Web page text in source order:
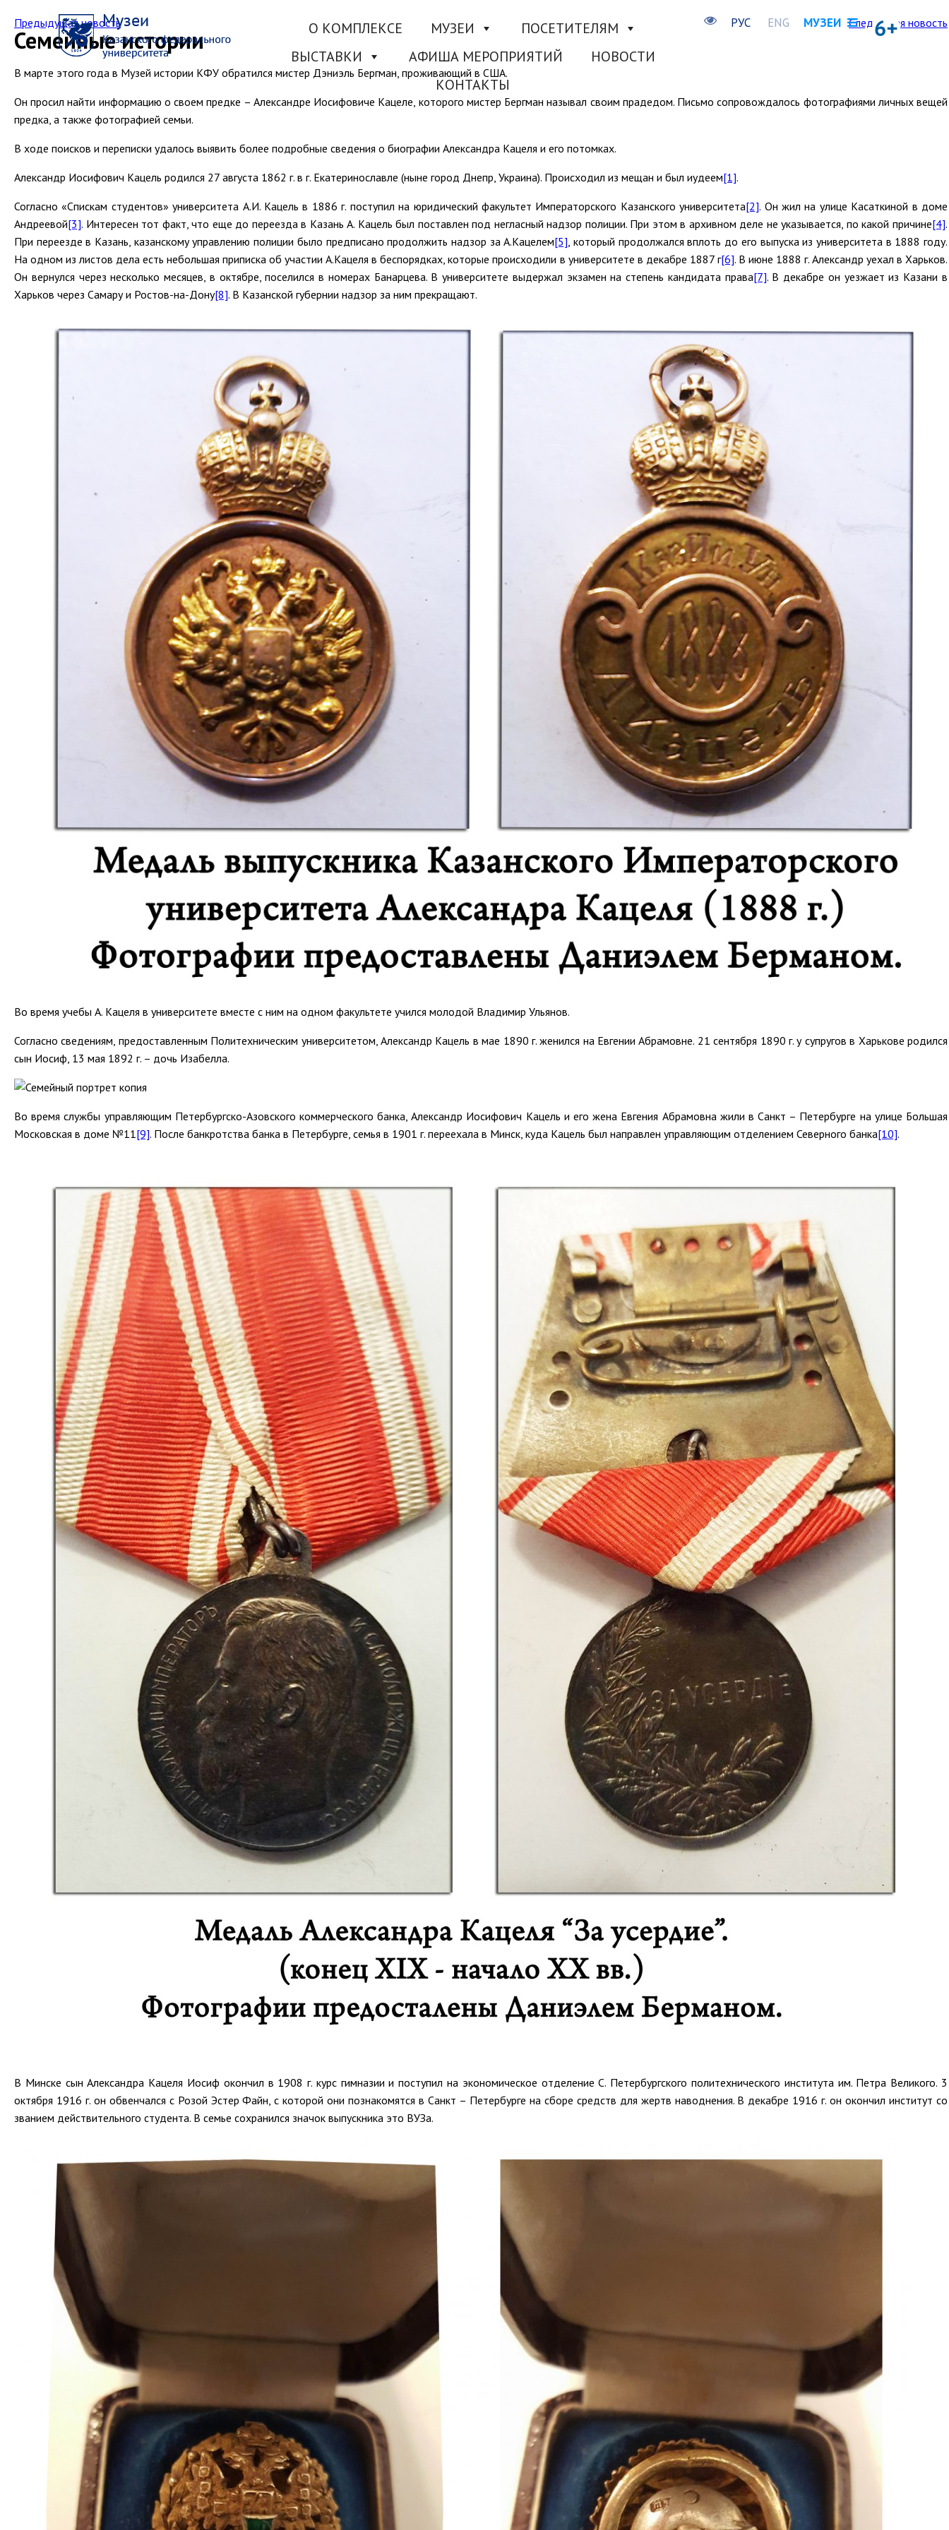
Предыдущая новость Следующая новость
О КОМПЛЕКСЕ МУЗЕИ
ПОСЕТИТЕЛЯМ
ВЫСТАВКИ
АФИША МЕРОПРИЯТИЙ
НОВОСТИ
КОНТАКТЫ
РУС ENG МУЗЕИ
Семейные истории
В марте этого года в Музей истории КФУ обратился мистер Дэниэль Бергман, проживающий в США.
Он просил найти информацию о своем предке – Александре Иосифовиче Кацеле, которого мистер Бергман называл своим прадедом. Письмо сопровождалось фотографиями личных вещей
предка, а также фотографией семьи.
В ходе поисков и переписки удалось выявить более подробные сведения о биографии Александра Кацеля и его потомках.
Александр Иосифович Кацель родился 27 августа 1862 г. в г. Екатеринославле (ныне город Днепр, Украина). Происходил из мещан и был иудеем[1].
Согласно «Спискам студентов» университета А.И. Кацель в 1886 г. поступил на юридический факультет Императорского Казанского университета[2]. Он жил на улице Касаткиной в доме
Андреевой[3]. Интересен тот факт, что еще до переезда в Казань А. Кацель был поставлен под негласный надзор полиции. При этом в архивном деле не указывается, по какой причине[4].
При переезде в Казань, казанскому управлению полиции было предписано продолжить надзор за А.Кацелем[5], который продолжался вплоть до его выпуска из университета в 1888 году.
На одном из листов дела есть небольшая приписка об участии А.Кацеля в беспорядках, которые происходили в университете в декабре 1887 г[6]. В июне 1888 г. Александр уехал в Харьков.
Он вернулся через несколько месяцев, в октябре, поселился в номерах Банарцева. В университете выдержал экзамен на степень кандидата права[7]. В декабре он уезжает из Казани в
Харьков через Самару и Ростов-на-Дону[8]. В Казанской губернии надзор за ним прекращают.
Во время учебы А. Кацеля в университете вместе с ним на одном факультете учился молодой Владимир Ульянов.
Согласно сведениям, предоставленным Политехническим университетом, Александр Кацель в мае 1890 г. женился на Евгении Абрамовне. 21 сентября 1890 г. у супругов в Харькове родился
сын Иосиф, 13 мая 1892 г. – дочь Изабелла.
Во время службы управляющим Петербургско-Азовского коммерческого банка, Александр Иосифович Кацель и его жена Евгения Абрамовна жили в Санкт – Петербурге на улице Большая
Московская в доме №11[9]. После банкротства банка в Петербурге, семья в 1901 г. переехала в Минск, куда Кацель был направлен управляющим отделением Северного банка[10].
В Минске сын Александра Кацеля Иосиф окончил в 1908 г. курс гимназии и поступил на экономическое отделение С. Петербургского политехнического института им. Петра Великого. 3
октября 1916 г. он обвенчался с Розой Эстер Файн, с которой они познакомятся в Санкт – Петербурге на сборе средств для жертв наводнения. В декабре 1916 г. он окончил институт со
званием действительного студента. В семье сохранился значок выпускника это ВУЗа.